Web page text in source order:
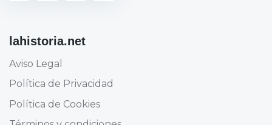
lahistoria.net
Aviso Legal
Política de Privacidad
Política de Cookies